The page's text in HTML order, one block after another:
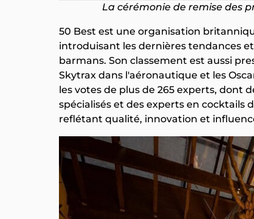
La cérémonie de remise des
50 Best est une organisation
introduisant les dernières tendances
barmans. Son classement est aussi
Skytrax dans l'aéronautique et les
les votes de plus de 265 experts, dont
spécialisés et des experts en cocktails
reflétant qualité, innovation et